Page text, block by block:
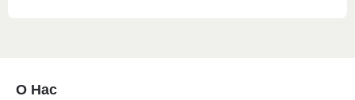
О Нас